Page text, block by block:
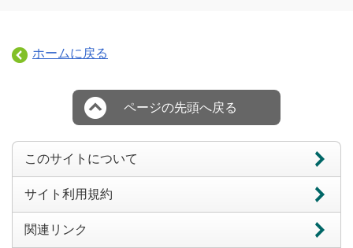
ホームに戻る
ページの先頭へ戻る
このサイトについて
サイト利用規約
関連リンク